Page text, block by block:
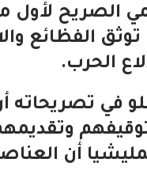
الصريح لأول
توثق الفظائع
الحرب.
في تصريحاته
أن